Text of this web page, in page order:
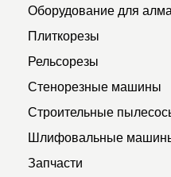
Оборудование для
Плиткорезы
Рельсорезы
Стенорезные машины
Строительные
Шлифовальные
Запчасти